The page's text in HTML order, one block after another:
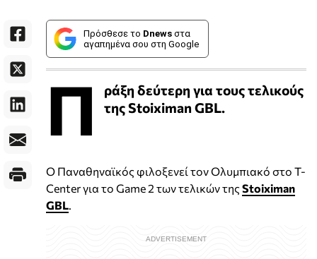
Πρόσθεσε το Dnews στα
αγαπημένα σου στη Google
Π
ράξη δεύτερη για τους τελικούς
της Stoiximan GBL.
Ο Παναθηναϊκός φιλοξενεί τον Ολυμπιακό στο T-
Center για το Game 2 των τελικών της Stoiximan
GBL.